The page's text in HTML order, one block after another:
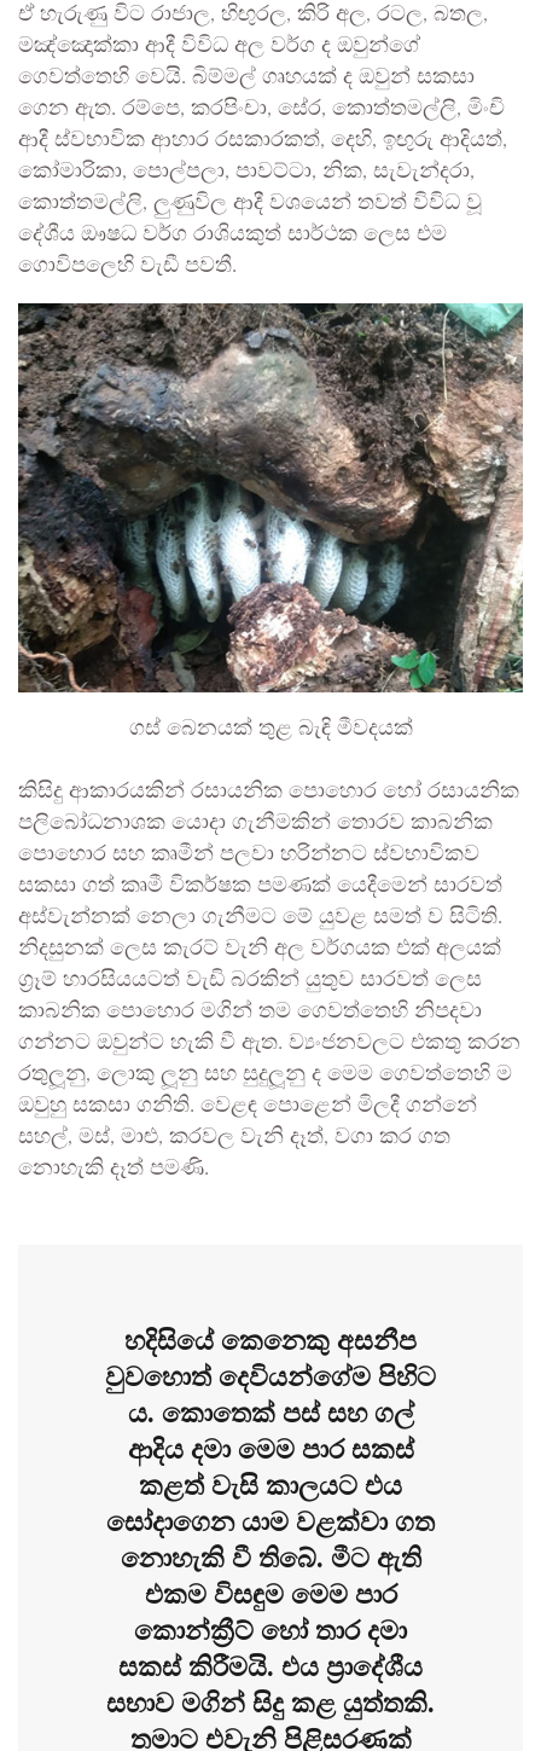
ඒ හැරුණු විට රාජාල, හිඟුරල, කිරි අල, රටල, බතල,
මඤ්ඤොක්කා ආදී විවිධ අල වර්ග ද ඔවුන්ගේ
ගෙවත්තෙහි වෙයි. බිම්මල් ගෘහයක් ද ඔවුන් සකසා
ගෙන ඇත. රම්පෙ, කරපිංචා, සේර, කොත්තමල්ලි, මිංචි
ආදී ස්වභාවික ආහාර රසකාරකත්, දෙහි, ඉඟුරු ආදියත්,
කෝමාරිකා, පොල්පලා, පාවට්ටා, නික, සැවැන්දරා,
කොත්තමල්ලි, ලුණුවිල ආදී වශයෙන් තවත් විවිධ වූ
දේශීය ඖෂධ වර්ග රාශියකුත් සාර්ථක ලෙස එම
ගොවිපලෙහි වැඩී පවතී.
ගස් බෙනයක් තුළ බැඳි මීවදයක්
කිසිදු ආකාරයකින් රසායනික පොහොර හෝ රසායනික
පලිබෝධනාශක යොදා ගැනීමකින් තොරව කාබනික
පොහොර සහ කෘමීන් පලවා හරින්නට ස්වභාවිකව
සකසා ගත් කෘමී විකර්ෂක පමණක් යෙදීමෙන් සාරවත්
අස්වැන්නක් නෙලා ගැනීමට මේ යුවළ සමත් ව සිටිති.
නිදසුනක් ලෙස කැරට් වැනි අල වර්ගයක එක් අලයක්
ග්‍රෑම් හාරසියයටත් වැඩි බරකින් යුතුව සාරවත් ලෙස
කාබනික පොහොර මගින් තම ගෙවත්තෙහි නිපදවා
ගන්නට ඔවුන්ට හැකි වී ඇත. ව්‍යංජනවලට එකතු කරන
රතුලූනු, ලොකු ලූනු සහ සුදුලූනු ද මෙම ගෙවත්තෙහි ම
ඔවුහු සකසා ගනිති. වෙළඳ පොළෙන් මිලදී ගන්නේ
සහල්, මස්, මාළු, කරවල වැනි දෑත්, වගා කර ගත
නොහැකි දෑත් පමණි.
හදිසියේ කෙනෙකු අසනීප
වුවහොත් දෙවියන්ගේම පිහිට
ය. කොතෙක් පස් සහ ගල්
ආදිය දමා මෙම පාර සකස්
කළත් වැසි කාලයට එය
සෝදාගෙන යාම වළක්වා ගත
නොහැකි වී තිබේ. මීට ඇති
එකම විසඳුම මෙම පාර
කොන්ක්‍රීට් හෝ තාර දමා
සකස් කිරීමයි. එය ප්‍රාදේශීය
සභාව මගින් සිදු කළ යුත්තකි.
තමාට එවැනි පිළිසරණක්